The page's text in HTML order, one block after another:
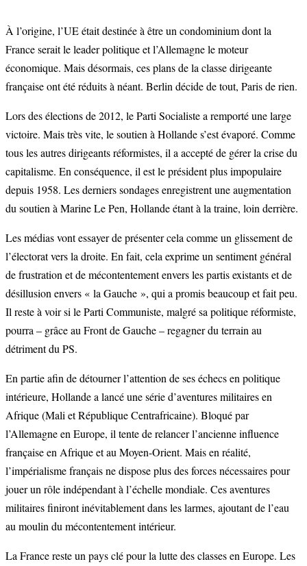
À l’origine, l’UE était destinée à être un condominium dont la
France serait le leader politique et l’Allemagne le moteur
économique. Mais désormais, ces plans de la classe dirigeante
française ont été réduits à néant. Berlin décide de tout, Paris de rien.
Lors des élections de 2012, le Parti Socialiste a remporté une large
victoire. Mais très vite, le soutien à Hollande s’est évaporé. Comme
tous les autres dirigeants réformistes, il a accepté de gérer la crise du
capitalisme. En conséquence, il est le président plus impopulaire
depuis 1958. Les derniers sondages enregistrent une augmentation
du soutien à Marine Le Pen, Hollande étant à la traine, loin derrière.
Les médias vont essayer de présenter cela comme un glissement de
l’électorat vers la droite. En fait, cela exprime un sentiment général
de frustration et de mécontentement envers les partis existants et de
désillusion envers « la Gauche », qui a promis beaucoup et fait peu.
Il reste à voir si le Parti Communiste, malgré sa politique réformiste,
pourra – grâce au Front de Gauche – regagner du terrain au
détriment du PS.
En partie afin de détourner l’attention de ses échecs en politique
intérieure, Hollande a lancé une série d’aventures militaires en
Afrique (Mali et République Centrafricaine). Bloqué par
l’Allemagne en Europe, il tente de relancer l’ancienne influence
française en Afrique et au Moyen-Orient. Mais en réalité,
l’impérialisme français ne dispose plus des forces nécessaires pour
jouer un rôle indépendant à l’échelle mondiale. Ces aventures
militaires finiront inévitablement dans les larmes, ajoutant de l’eau
au moulin du mécontentement intérieur.
La France reste un pays clé pour la lutte des classes en Europe. Les